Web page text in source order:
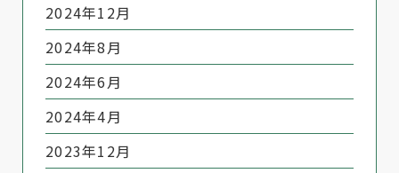
2024年12月
2024年8月
2024年6月
2024年4月
2023年12月